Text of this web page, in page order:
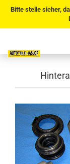
Bitte stelle sicher,